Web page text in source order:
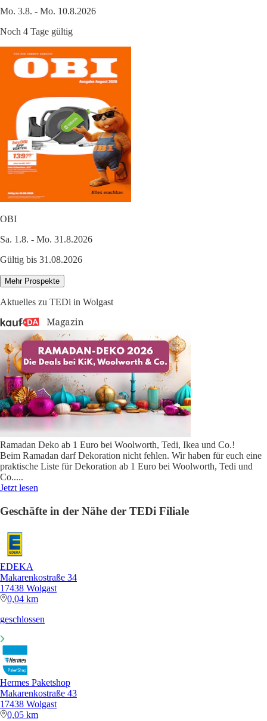
Mo. 3.8. - Mo. 10.8.2026
Noch 4 Tage gültig
OBI
Sa. 1.8. - Mo. 31.8.2026
Gültig bis 31.08.2026
Mehr Prospekte
Aktuelles zu TEDi in Wolgast
Ramadan Deko ab 1 Euro bei Woolworth, Tedi, Ikea und Co.!
Beim Ramadan darf Dekoration nicht fehlen. Wir haben für euch eine
praktische Liste für Dekoration ab 1 Euro bei Woolworth, Tedi und
Co.....
Jetzt lesen
Geschäfte in der Nähe der TEDi Filiale
EDEKA
Makarenkostraße 34
17438 Wolgast
0,04 km
geschlossen
Hermes Paketshop
Makarenkostraße 43
17438 Wolgast
0,05 km